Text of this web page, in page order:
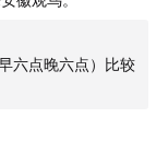
然誌》 by 默音
六点晚六点）比较